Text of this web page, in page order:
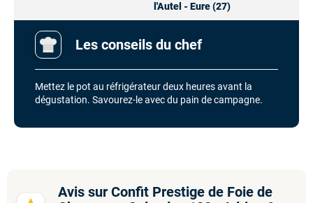
l'Autel - Eure (27)
Les conseils du chef
Mettez le pot au réfrigérateur deux heures avant la
dégustation. Savourez-le avec du pain de campagne.
Avis sur Confit Prestige de Foie de